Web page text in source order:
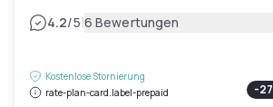
4.2/5|6 Bewertungen
Kostenlose Stornierung
rate-plan-card.label-prepaid
-27